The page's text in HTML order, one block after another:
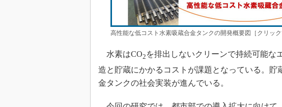
高性能な低コスト水素吸蔵合金タンクの開発概要図［クリッ
水素はCO2 を排出しないクリーンで持続可能な
造と貯蔵にかかるコストが課題となっている。
金タンクの社会実装が進んでいる。